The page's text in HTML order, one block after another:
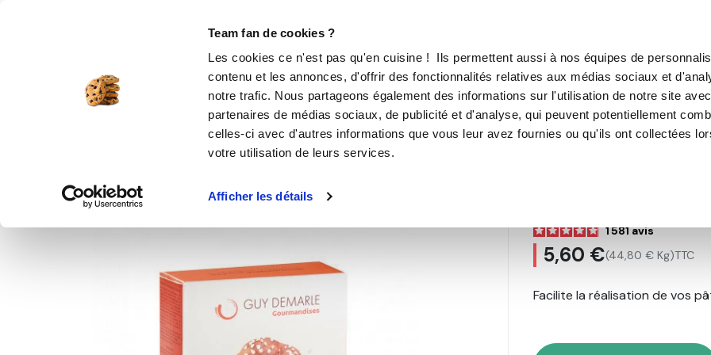
Team fan de cookies ?
Les cookies ce n'est pas qu'en cuisine ! Ils permettent aussi à nos équipes de
contenu et les annonces, d'offrir des fonctionnalités relatives aux médias sociaux et
notre trafic. Nous partageons également des informations sur l'utilisation de notre site
partenaires de médias sociaux, de publicité et d'analyse, qui peuvent potentiellement
celles-ci avec d'autres informations que vous leur avez fournies ou qu'ils ont collectées
votre utilisation de leurs services.
Afficher les détails
MOULES SILICONE USTENSILES ÉPICERIE MISE SOUS VIDE MACHINE À CAFÉ MACHINE À GLACE
Moule en silicone pour la pâtisserie Moule à pâtisserie Moules à brioches Préparation pour
1 581avis
5,60 €(44,80 € Kg)TTC
Facilite la réalisation de vos